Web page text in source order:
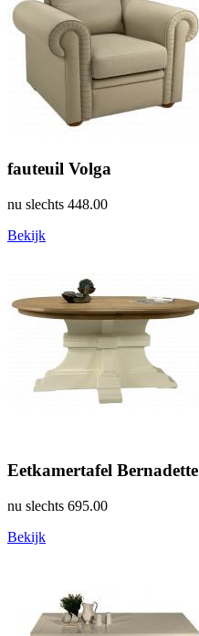
fauteuil Volga
nu slechts 448.00
Bekijk
Eetkamertafel Bernadette
nu slechts 695.00
Bekijk